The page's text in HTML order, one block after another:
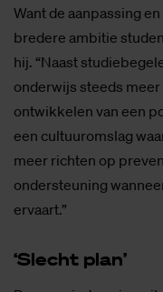
Want de aanpassing
bredere ambitie
hij. “Naast
onderwijs steeds
ontwikkelen van een
een cultuuromslag
meer richten op
ondersteuning
ervaart.”
‘Slecht plan’